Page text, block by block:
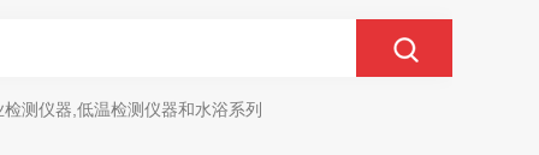
测仪器,低温检测仪器和水浴系列